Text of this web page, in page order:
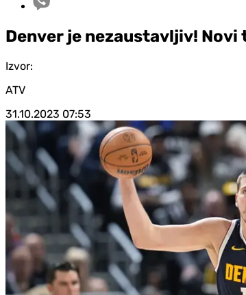
Denver je nezaustavljiv!
Izvor:
ATV
31.10.2023 07:53